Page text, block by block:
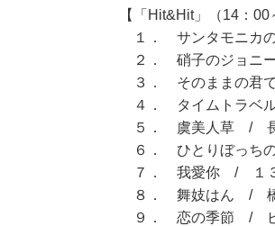
【「Hit&Hit」（14：00
１． サンタモニ
２． 硝子のジョニ
３． そのままの
４． タイムトラ
５． 虞美人草 /
６． ひとりぼっ
７． 我愛你 / １
８． 舞妓はん /
９． 恋の季節 / ピ